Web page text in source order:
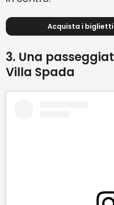
Acquista i biglietti
3. Una
Villa Spada